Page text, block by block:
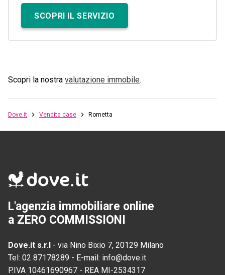
SCOPRI IL SERVIZIO
Scopri la nostra valutazione immobile.
Dove.it Vendita case Rometta
L'agenzia immobiliare online
a ZERO COMMISSIONI
Dove.it s.r.l - via Nino Bixio 7, 20129 Milano
Tel: 02 87178289 - E-mail: info@dove.it
P.IVA 10461690967 - REA MI-2534317